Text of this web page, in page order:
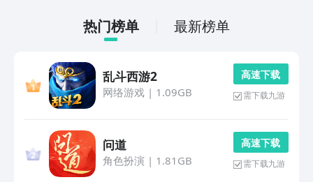
热门榜单 最新榜单
乱斗西游2
网络游戏| 1.09GB
高 速 下 载
需下载九游
问道
角色扮演 | 1.81GB
高 速 下 载
需下载九游